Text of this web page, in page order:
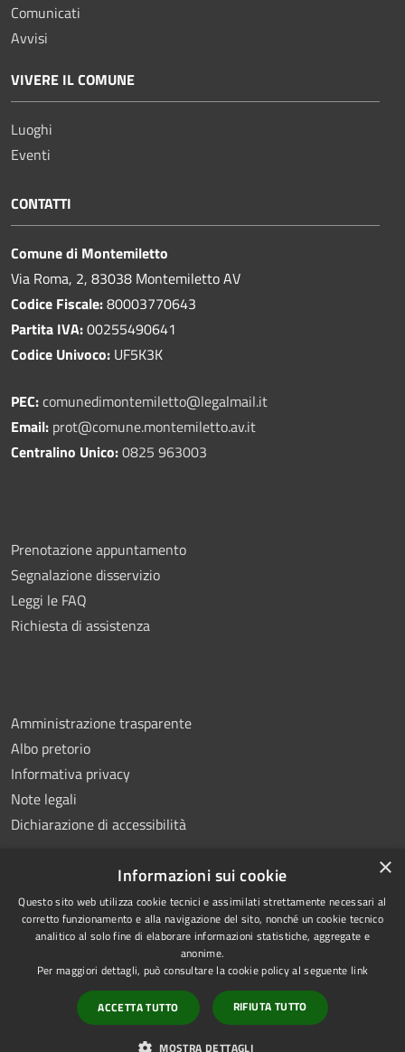
Comunicati
Avvisi
VIVERE IL COMUNE
Luoghi
Eventi
CONTATTI
Comune di Montemiletto
Via Roma, 2, 83038 Montemiletto AV
Codice Fiscale:80003770643
Partita IVA:00255490641
Codice Univoco: UF5K3K
PEC:comunedimontemiletto@legalmail.it
Email: prot@comune.montemiletto.av.it
Centralino Unico:0825 963003
Prenotazione appuntamento
Segnalazione disservizio
Leggi le FAQ
Richiesta di assistenza
Amministrazione trasparente
Albo pretorio
Informativa privacy
Note legali
Dichiarazione di accessibilità
RSS
Accessibilità
Privacy
Mappa del sito
Copyright © 2026 • Comune di
Montemiletto • Powered by
Municipium•Accesso
redazione
×
Informazioni sui cookie
Questo sito web utilizza cookie tecnici e assimilati strettamente necessari al
corretto funzionamento e alla navigazione del sito, nonché un cookie tecnico
analitico al solo fine di elaborare informazioni statistiche, aggregate e
anonime.
Per maggiori dettagli, può consultare la cookie policy al seguente link
ACCETTA TUTTO RIFIUTA TUTTO
MOSTRA DETTAGLI